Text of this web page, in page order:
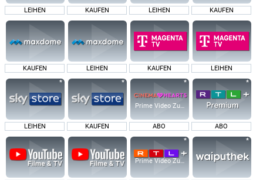
LEIHEN KAUFEN LEIHEN KAUFEN
KAUFEN LEIHEN KAUFEN LEIHEN
LEIHEN KAUFEN
Prime Video Zusatz-Kanäle
ABO ABO
Prime Video Zusatz-Kanäle